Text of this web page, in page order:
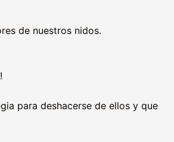
de nuestros nidos.
para deshacerse de ellos y que